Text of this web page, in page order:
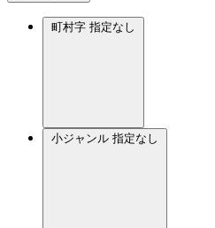
町村字 指定なし
小ジャンル 指定なし